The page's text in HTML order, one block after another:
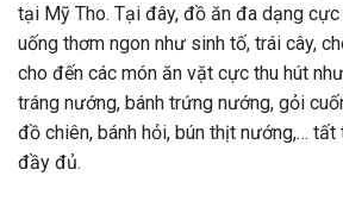
tại Mỹ Tho. Tại đây, đồ ăn đa dạng
uống thơm ngon như sinh tố, trái cây,
cho đến các món ăn vặt cực thu hút
tráng nướng, bánh trứng nướng, gỏi
đồ chiên, bánh hỏi, bún thịt nướng,…
đầy đủ.